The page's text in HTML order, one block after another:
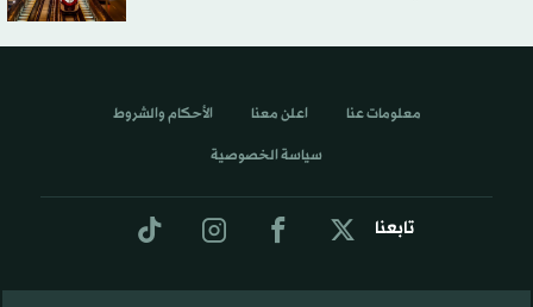
تابعنا
معلومات عنا اعلن معنا الأحكام والشروط
سياسة الخصوصية